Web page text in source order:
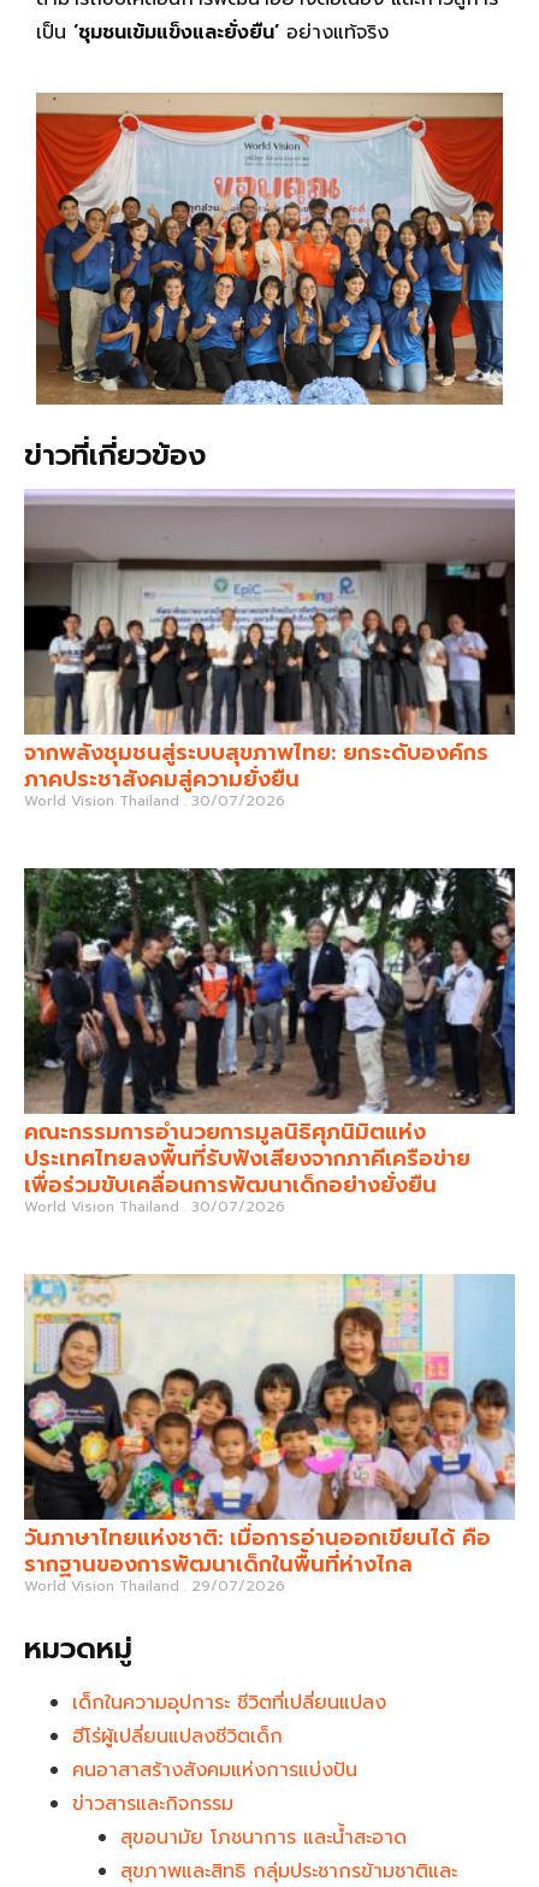
เป็น ‘ชุมชนเข้มแข็งและยั่งยืน’ อย่างแท้จริง
ข่าวที่เกี่ยวข้อง
จากพลังชุมชนสู่ระบบสุขภาพไทย: ยกระดับองค์กร
ภาคประชาสังคมสู่ความยั่งยืน
World Vision Thailand 30/07/2026
คณะกรรมการอำนวยการมูลนิธิศุภนิมิตแห่ง
ประเทศไทยลงพื้นที่รับฟังเสียงจากภาคีเครือข่าย
เพื่อร่วมขับเคลื่อนการพัฒนาเด็กอย่างยั่งยืน
World Vision Thailand 30/07/2026
วันภาษาไทยแห่งชาติ: เมื่อการอ่านออกเขียนได้ คือ
รากฐานของการพัฒนาเด็กในพื้นที่ห่างไกล
World Vision Thailand 29/07/2026
หมวดหมู่
เด็กในความอุปการะ ชีวิตที่เปลี่ยนแปลง
ฮีโร่ผู้เปลี่ยนแปลงชีวิตเด็ก
คนอาสาสร้างสังคมแห่งการแบ่งปัน
ข่าวสารและกิจกรรม
สุขอนามัย โภชนาการ และน้ำสะอาด
สุขภาพและสิทธิ กลุ่มประชากรข้ามชาติและ